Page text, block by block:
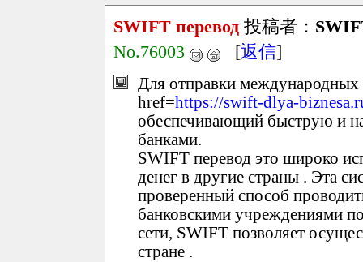
SWIFT перевод 投稿者：
No.76003
[返信]
Для отправки международных
href=https://swift-dlya-
обеспечивающий быструю и
банками.
SWIFT перевод это широко
денег в другие страны . Эта
проверенный способ
банковскими учреждениями
сети, SWIFT позволяет
стране .